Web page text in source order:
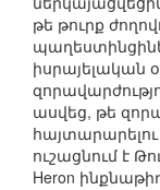
թե թուրք
իսրայելական
ասվեց, թե
ուշացնում է
Heron